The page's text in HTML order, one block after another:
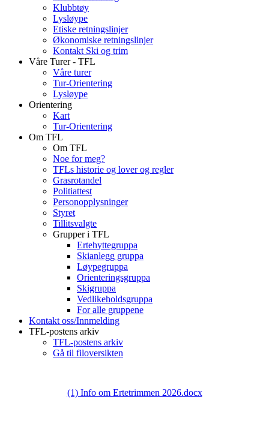
Klubbtøy
Lysløype
Etiske retningslinjer
Økonomiske retningslinjer
Kontakt Ski og trim
Våre Turer - TFL
Våre turer
Tur-Orientering
Lysløype
Orientering
Kart
Tur-Orientering
Om TFL
Om TFL
Noe for meg?
TFLs historie og lover og regler
Grasrotandel
Politiattest
Personopplysninger
Styret
Tillitsvalgte
Grupper i TFL
Ertehyttegruppa
Skianlegg gruppa
Løypegruppa
Orienteringsgruppa
Skigruppa
Vedlikeholdsgruppa
For alle gruppene
Kontakt oss/Innmelding
TFL-postens arkiv
TFL-postens arkiv
Gå til filoversikten
(1) Info om Ertetrimmen 2026.docx